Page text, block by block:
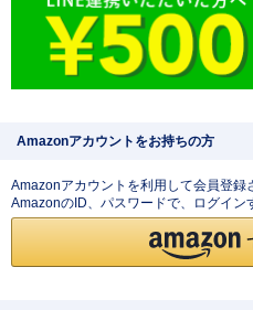
Amazonアカウントをお持ちの方
Amazonアカウントを利用して会員登録
AmazonのID、パスワードで、ログイン